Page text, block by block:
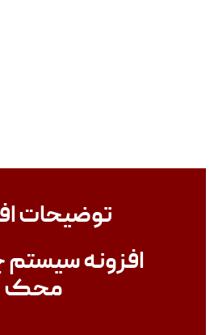
توضیحات
افزونه سیستم
محک